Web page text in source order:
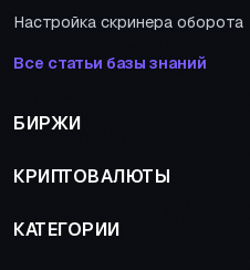
Настройка скринера оборота
Все статьи базы знаний
БИРЖИ
КРИПТОВАЛЮТЫ
КАТЕГОРИИ